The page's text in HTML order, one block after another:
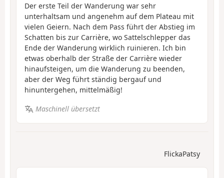
Der erste Teil der Wanderung war sehr
unterhaltsam und angenehm auf dem Plateau mit
vielen Geiern. Nach dem Pass führt der Abstieg im
Schatten bis zur Carrière, wo Sattelschlepper das
Ende der Wanderung wirklich ruinieren. Ich bin
etwas oberhalb der Straße der Carrière wieder
hinaufsteigen, um die Wanderung zu beenden,
aber der Weg führt ständig bergauf und
hinuntergehen, mittelmäßig!
Maschinell übersetzt
FlickaPatsy